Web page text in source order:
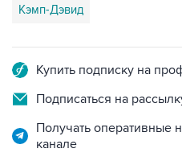
Кэмп-Дэвид
Купить подписку на
Подписаться на
Получать оперативные
канале